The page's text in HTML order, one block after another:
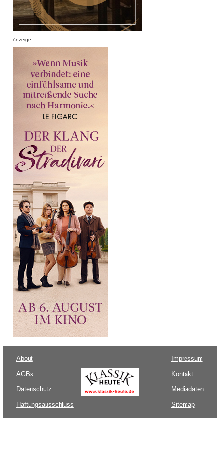
Anzeige
About
AGBs
Datenschutz
Haftungsausschluss
Impressum
Kontakt
Mediadaten
Sitemap